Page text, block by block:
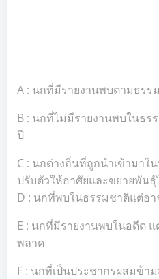
A : นกที่มีรายงานพบตามธรร
B : นกที่ไม่มีรายงานพบในธร
ปี
C : นกต่างถิ่นที่ถูกนำเข้ามาใ
ปรับตัวให้อาศัยและขยายพันธุ์
D : นกที่พบในธรรมชาติแต่อา
E : นกที่มีรายงานพบในอดีต
พลาด
F : นกที่เป็นประชากรผสมข้า